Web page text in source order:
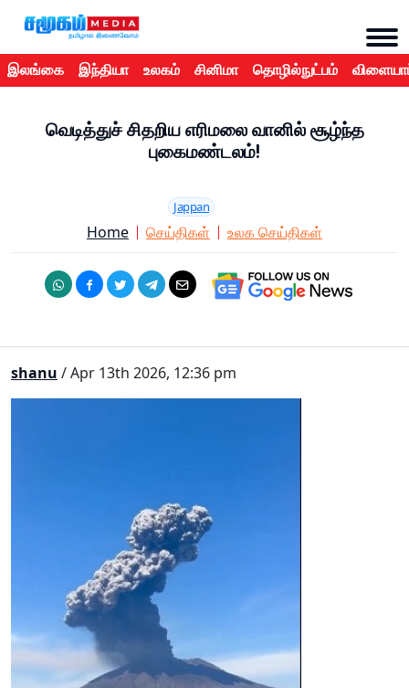
இலங்கை இந்தியா உலகம் சினிமா தொழில்நுட்பம்
வெடித்துச் சிதறிய எரிமலை வானில் சூழ்ந்த
புகைமண்டலம்!
Jappan
Home செய்திகள் உலக செய்திகள்
shanu / Apr 13th 2026, 12:36 pm